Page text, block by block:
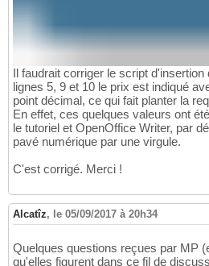
Il faudrait corriger le script d'insertion
lignes 5, 9 et 10 le prix est indiqué
point décimal, ce qui fait planter la
En effet, ces quelques valeurs ont
le tutoriel et OpenOffice Writer, par
pavé numérique par une virgule.
C'est corrigé. Merci !
Alcatîz, le 05/09/2017 à 20h34
Quelques questions reçues par MP
qu'elles figurent dans ce fil de